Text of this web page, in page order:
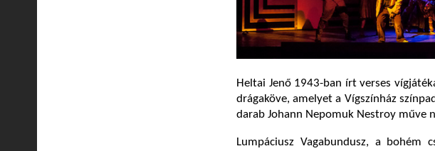
Heltai Jenő 1943-ban írt verses
drágaköve, amelyet a Vígszínház
darab Johann Nepomuk Nestroy műve
Lumpáciusz Vagabundusz, a bohém